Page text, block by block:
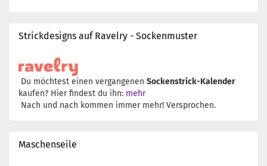
Strickdesigns auf Ravelry - Sockenmuster
Du möchtest einen vergangenen Sockenstrick-Kalender
kaufen? Hier findest du ihn: mehr
Nach und nach kommen immer mehr! Versprochen.
Maschenseile